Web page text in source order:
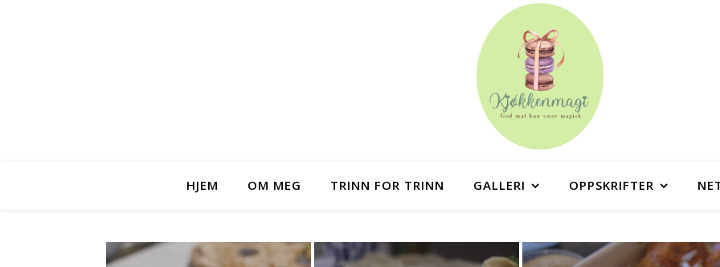
HJEM OM MEG TRINN FOR TRINN GALLERI OPPSKRIFTER